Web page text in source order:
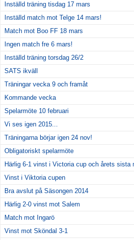
Inställd träning tisdag 17 mars
Inställd match mot Telge 14 mars!
Match mot Boo FF 18 mars
Ingen match fre 6 mars!
Inställd träning torsdag 26/2
SATS ikväll
Träningar vecka 9 och framåt
Kommande vecka
Spelarmöte 10 februari
Vi ses igen 2015...
Träningarna börjar igen 24 nov!
Obligatoriskt spelarmöte
Härlig 6-1 vinst i Victoria cup och årets sista
Vinst i Viktoria cupen
Bra avslut på Säsongen 2014
Härlig 2-0 vinst mot Salem
Match mot Ingarö
Vinst mot Sköndal 3-1